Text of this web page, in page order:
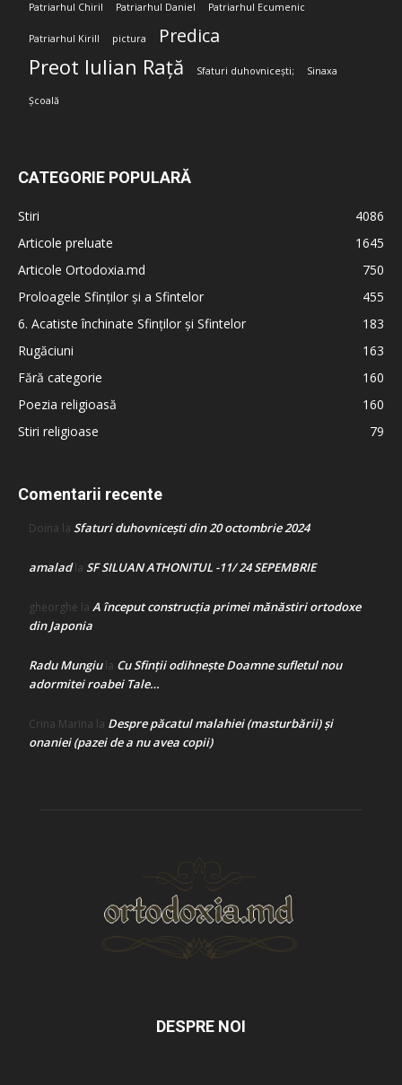
Patriarhul Chiril Patriarhul Daniel Patriarhul Ecumenic
Patriarhul Kirill pictura Predica
Preot Iulian Rață Sfaturi duhovnicești; Sinaxa
Școală
CATEGORIE POPULARĂ
Stiri
4086
Articole preluate
1645
Articole Ortodoxia.md
750
Proloagele Sfinților și a Sfintelor
455
6. Acatiste închinate Sfinților și Sfintelor
183
Rugăciuni
163
Fără categorie
160
Poezia religioasă
160
Stiri religioase
79
Comentarii recente
Doina la Sfaturi duhovnicești din 20 octombrie 2024
amaladla SF SILUAN ATHONITUL -11/ 24 SEPEMBRIE
gheorghe la A început construcţia primei mănăstiri ortodoxe
din Japonia
Radu Mungiula Cu Sfinții odihnește Doamne sufletul nou
adormitei roabei Tale…
Crina Marina la Despre păcatul malahiei (masturbării) şi
onaniei (pazei de a nu avea copii)
DESPRE NOI